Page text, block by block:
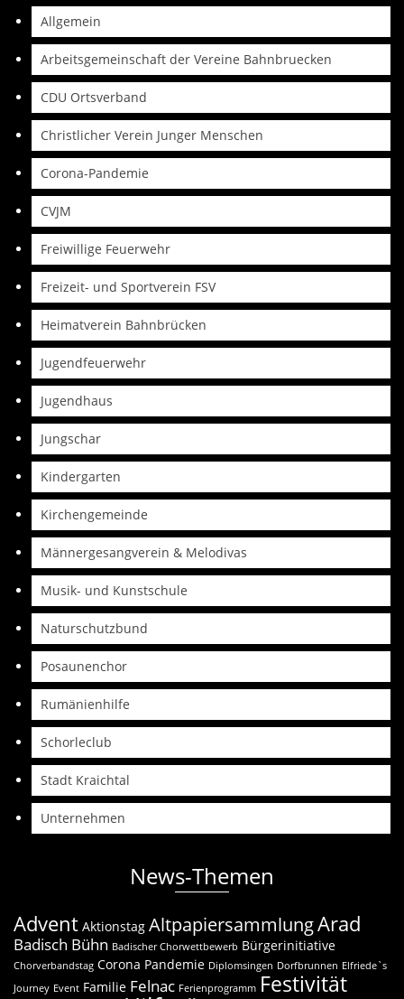
Allgemein
Arbeitsgemeinschaft der Vereine Bahnbruecken
CDU Ortsverband
Christlicher Verein Junger Menschen
Corona-Pandemie
CVJM
Freiwillige Feuerwehr
Freizeit- und Sportverein FSV
Heimatverein Bahnbrücken
Jugendfeuerwehr
Jugendhaus
Jungschar
Kindergarten
Kirchengemeinde
Männergesangverein & Melodivas
Musik- und Kunstschule
Naturschutzbund
Posaunenchor
Rumänienhilfe
Schorleclub
Stadt Kraichtal
Unternehmen
News-Themen
Advent Aktionstag AltpapiersammlungArad
Badisch Bühn Badischer Chorwettbewerb Bürgerinitiative
Chorverbandstag Corona Pandemie Diplomsingen Dorfbrunnen Elfriede`s
Journey Event Familie Felnac Ferienprogramm Festivität